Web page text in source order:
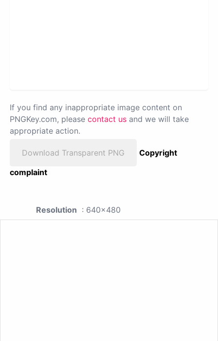
If you find any inappropriate image content on
PNGKey.com, please contact us and we will take
appropriate action.
Download Transparent PNG
Copyright
complaint
Resolution : 640x480